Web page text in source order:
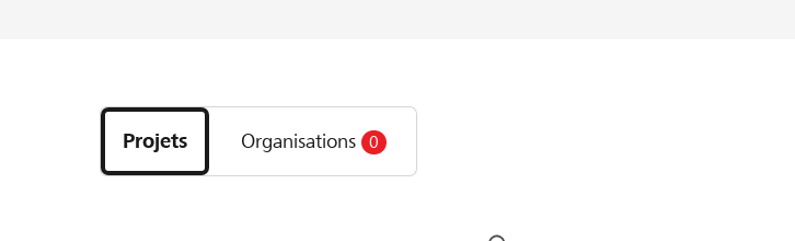
verdoppeln wir den Betrag auf CHF 200. Bei einer Spende von CHF
400 werden pauschal CHF 100 dazugegeben, was einen Betrag von
les
projets
et
Projets Organisations 0